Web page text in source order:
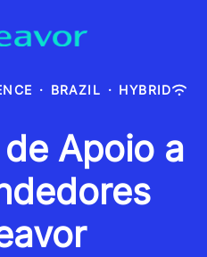
· BRAZIL · HYBRID
Apoio a